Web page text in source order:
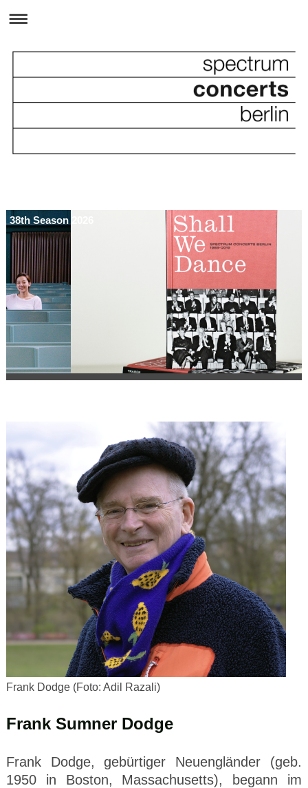
38th Season 2026
Frank Dodge (Foto: Adil Razali)
Frank Sumner Dodge
Frank Dodge, gebürtiger Neuengländer (geb.
1950 in Boston, Massachusetts), begann im